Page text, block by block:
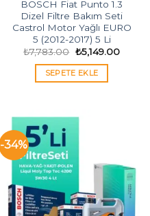
BOSCH Fiat Punto 1.3
Dizel Filtre Bakım Seti
Castrol Motor Yağlı EURO
5 (2012-2017) 5 Li
₺7,783.00 Orijinal
fiyat:
₺7,783.00.
₺5,149.00Şu
SEPETE EKLE
-34%